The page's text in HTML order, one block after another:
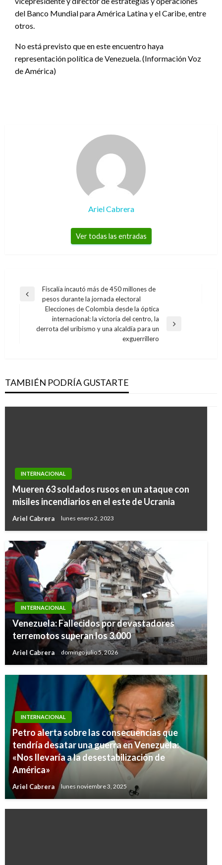
del Banco Mundial para América Latina y el Caribe, entre
otros.
No está previsto que en este encuentro haya
representación política de Venezuela. (Información Voz
de América)
Ariel Cabrera
Ver todas las entradas
Navegación
entradas
Entrada
Fiscalía incautó más de 450 millones de
pesos durante la jornada electoral
Entrada
Elecciones de Colombia desde la óptica
internacional: la victoria del centro, la
derrota del uribismo y una alcaldía para un
exguerrillero
TAMBIÉN PODRÍA GUSTARTE
INTERNACIONAL
Mueren 63 soldados rusos en un ataque con
misiles incendiarios en el este de Ucrania
Ariel Cabrera lunes enero 2, 2023
INTERNACIONAL
Venezuela: Fallecidos por devastadores
terremotos superan los 3.000
Ariel Cabrera domingo julio 5, 2026
INTERNACIONAL
Petro alerta sobre las consecuencias que
tendría desatar una guerra en Venezuela:
«Nos llevaría a la desestabilización de
América»
Ariel Cabrera lunes noviembre 3, 2025